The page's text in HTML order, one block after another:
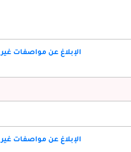
الإبلاغ عن مواصفات
الإبلاغ عن مواصفات